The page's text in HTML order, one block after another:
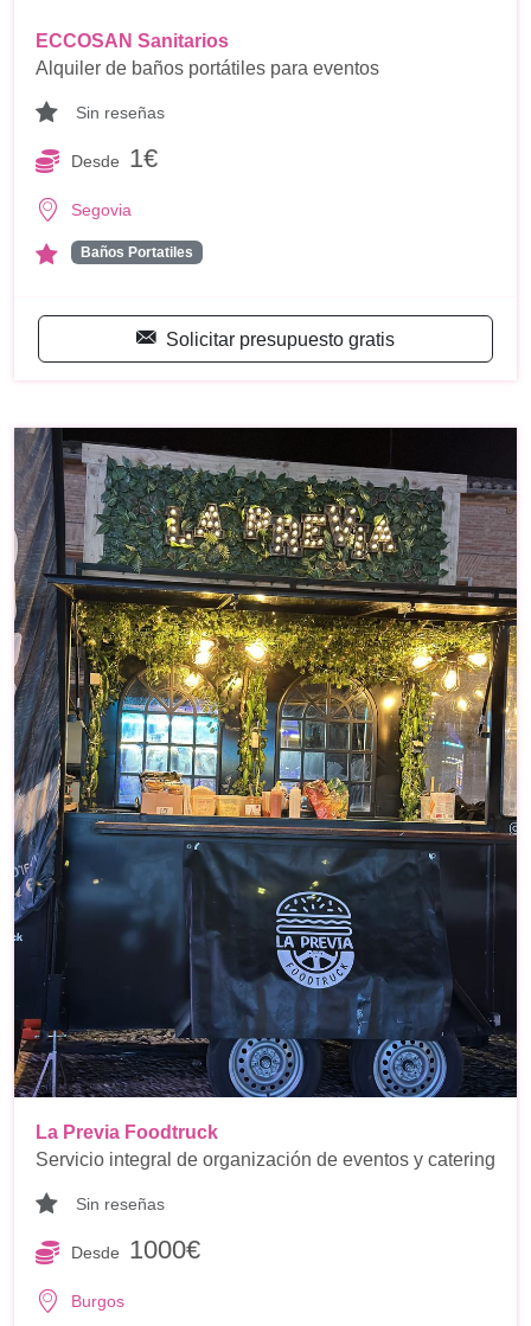
ECCOSAN Sanitarios
Alquiler de baños portátiles para eventos
Sin reseñas
Desde 1€
Segovia
Baños Portatiles
Solicitar presupuesto gratis
La Previa Foodtruck
Servicio integral de organización de eventos y catering
Sin reseñas
Desde 1000€
Burgos